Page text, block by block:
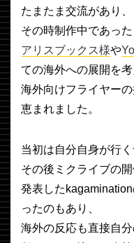
たまたま交流があり、
その時制作中であっ
アリスブックス様や
ての海外への展開を考
海外向けフライヤー
恵まれました。
当初は自分自身が行
その後ミクライブの
発表した
ったのもあり、
海外の反応も直接自